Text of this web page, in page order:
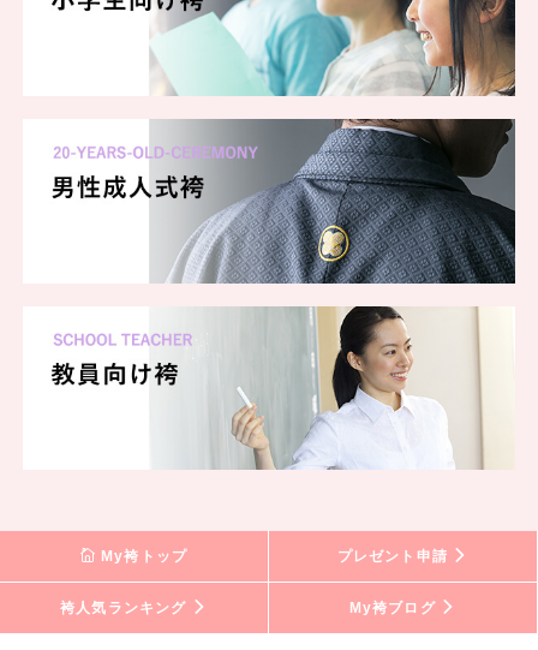
My袴トップ プレゼント申請
袴人気ランキング My袴ブログ